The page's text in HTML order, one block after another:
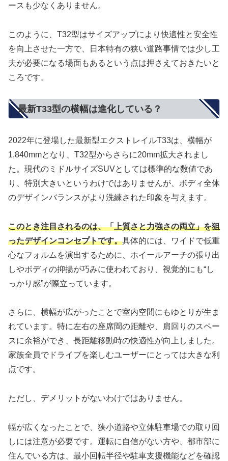
ースも少なくありません。
このように、T32型はサイズアップにより快適性と安全性
を向上させた一方で、日本特有の狭い道路事情では少し工
夫が必要になる場面もあるという点は押さえておきたいと
ころです。
最新T33型の横幅は進化している？
2022年に登場した最新型エクストレイルT33は、横幅が
1,840mmとなり、T32型からさらに20mm拡大されまし
た。現代のミドルサイズSUVとしては標準的な数値であ
り、特別大きいというわけではありませんが、ボディ全体
のデザインバランスがより洗練された印象を与えます。
このとき注目されるのは、「上質さと力強さの両立」を狙
ったデザインコンセプトです。具体的には、ワイドで低重
心なフォルムを演出するために、ホイールアーチの張り出
しやボディの抑揚が巧みに使われており、視覚的にも“し
っかり感”が際立っています。
さらに、横幅が広がったことで室内空間にもゆとりが生ま
れています。特に左右の座席間の距離や、肩回りのスペー
スに余裕ができ、長距離移動時の快適性が向上しました。
家族全員でドライブを楽しむユーザーにとっては大きな利
点です。
ただし、デメリットがないわけではありません。
幅が広くなったことで、狭小道路や立体駐車場での取り回
しには注意が必要です。運転に自信がない方や、都市部に
住んでいる方は、最小回転半径や駐車支援機能などを確認